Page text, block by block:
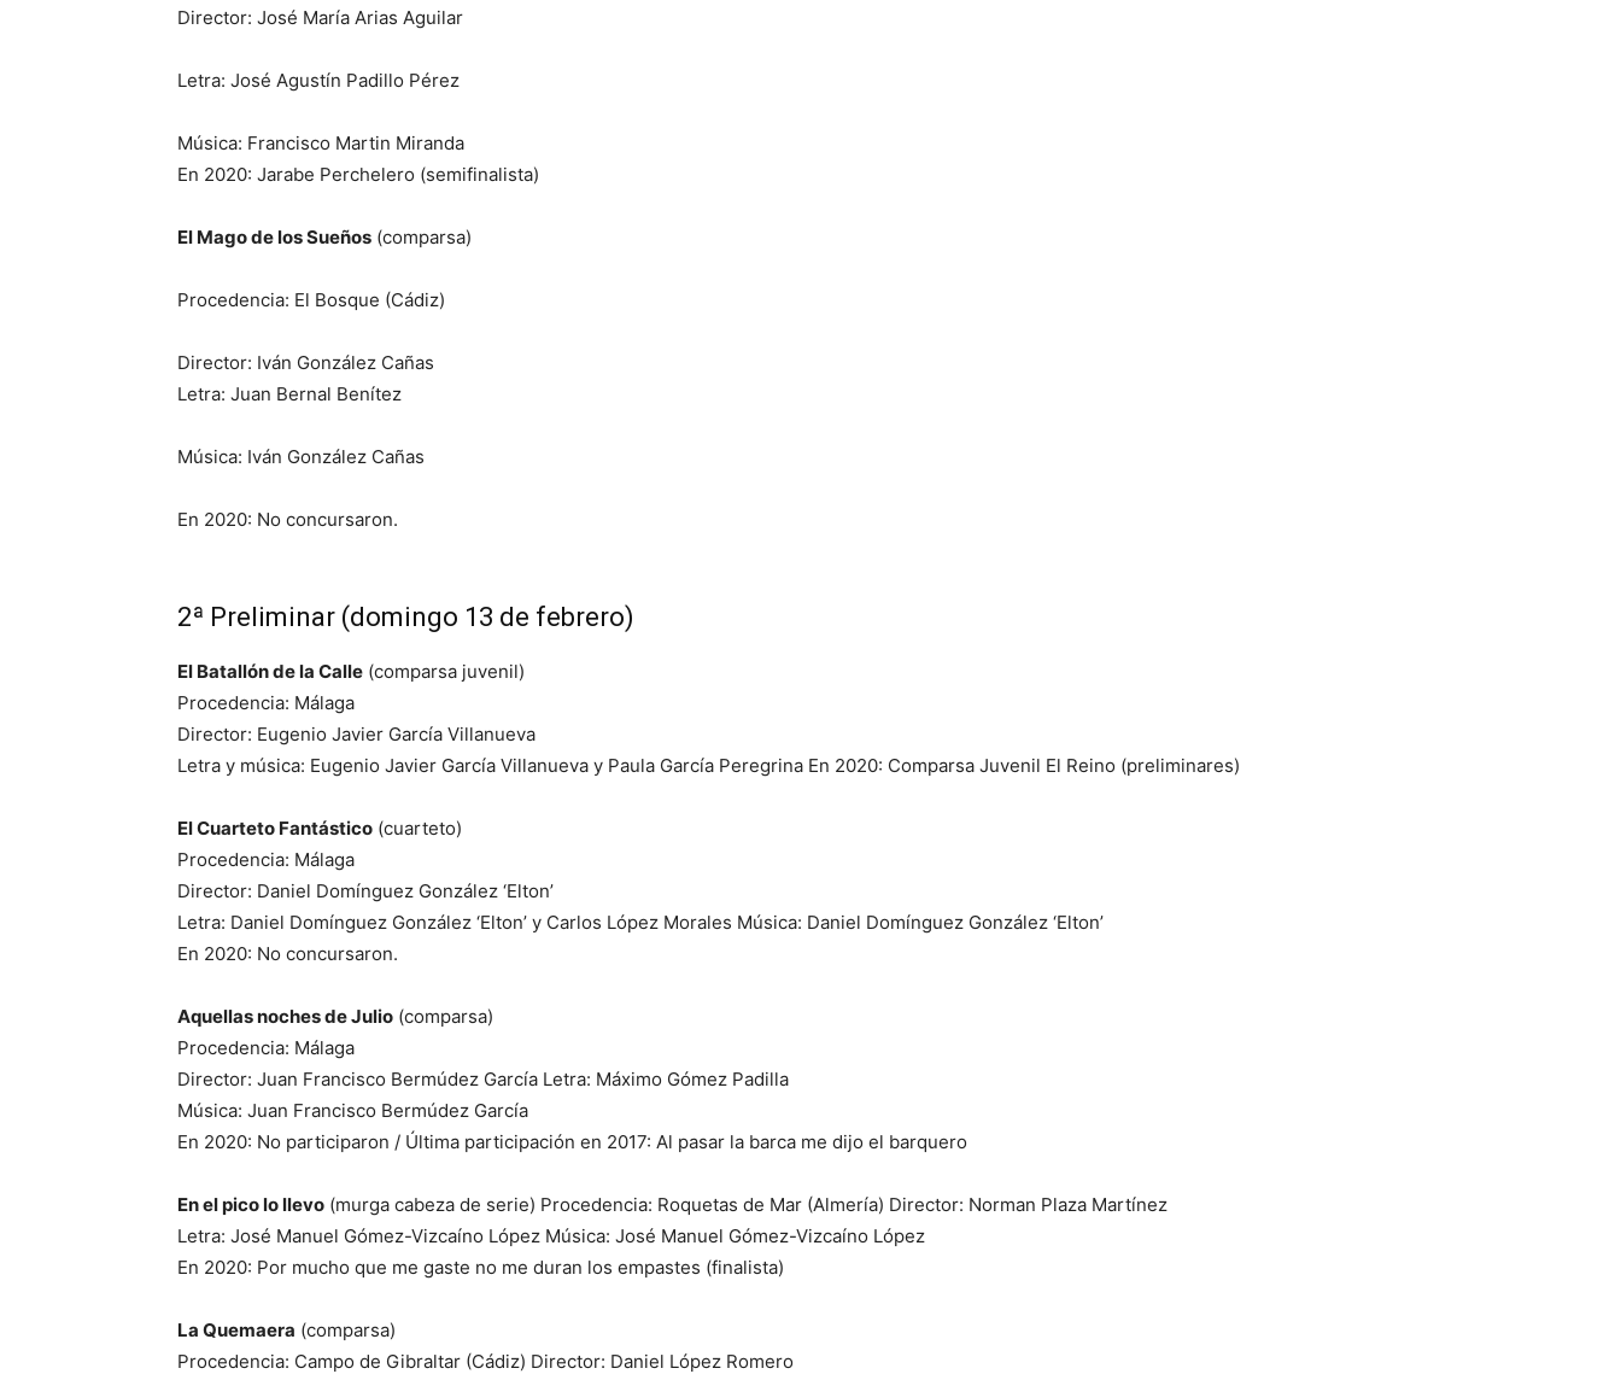
Director: José María Arias Aguilar
Letra: José Agustín Padillo Pérez
Música: Francisco Martin Miranda
En 2020: Jarabe Perchelero (semifinalista)
El Mago de los Sueños (comparsa)
Procedencia: El Bosque (Cádiz)
Director: Iván González Cañas
Letra: Juan Bernal Benítez
Música: Iván González Cañas
En 2020: No concursaron.
2ª Preliminar (domingo 13 de febrero)
El Batallón de la Calle (comparsa juvenil)
Procedencia: Málaga
Director: Eugenio Javier García Villanueva
Letra y música: Eugenio Javier García Villanueva y Paula García Peregrina En 2020: Comparsa Juvenil El Reino (preliminares)
El Cuarteto Fantástico (cuarteto)
Procedencia: Málaga
Director: Daniel Domínguez González ‘Elton’
Letra: Daniel Domínguez González ‘Elton’ y Carlos López Morales Música: Daniel Domínguez González ‘Elton’
En 2020: No concursaron.
Aquellas noches de Julio (comparsa)
Procedencia: Málaga
Director: Juan Francisco Bermúdez García Letra: Máximo Gómez Padilla
Música: Juan Francisco Bermúdez García
En 2020: No participaron / Última participación en 2017: Al pasar la barca me dijo el barquero
En el pico lo llevo (murga cabeza de serie) Procedencia: Roquetas de Mar (Almería) Director: Norman Plaza Martínez
Letra: José Manuel Gómez-Vizcaíno López Música: José Manuel Gómez-Vizcaíno López
En 2020: Por mucho que me gaste no me duran los empastes (finalista)
La Quemaera (comparsa)
Procedencia: Campo de Gibraltar (Cádiz) Director: Daniel López Romero